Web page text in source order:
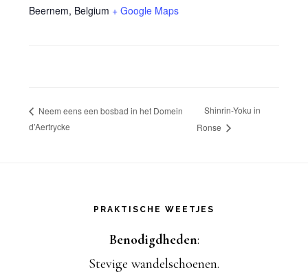
Beernem, Belgium + Google Maps
Neem eens een bosbad in het Domein
d’Aertrycke
Shinrin-Yoku in
Ronse
PRAKTISCHE WEETJES
Benodigdheden:
Stevige wandelschoenen.